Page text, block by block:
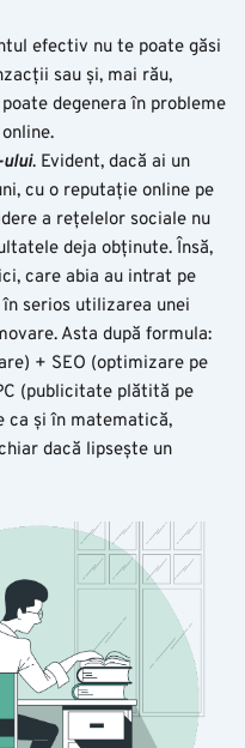
efectiv nu te poate găsi
sau și, mai rău,
degenera în probleme
ului. Evident, dacă ai un
cu o reputație online pe
a rețelelor sociale nu
deja obținute. Însă,
care abia au intrat pe
serios utilizarea unei
Asta după formula:
+ SEO (optimizare pe
(publicitate plătită pe
ca și în matematică,
dacă lipsește un